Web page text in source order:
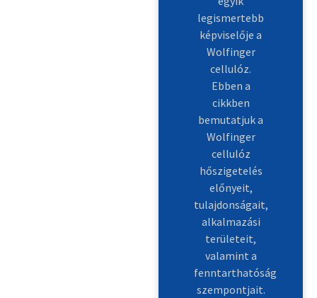
legismertebb
képviselője a
Wolfinger
cellulóz.
Ebben a
cikkben
bemutatjuk a
Wolfinger
cellulóz
hőszigetelés
előnyeit,
tulajdonságait,
alkalmazási
területeit,
valamint a
fenntarthatóság
szempontjait.